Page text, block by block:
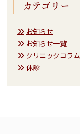
カテゴリー
お知らせ
お知らせ一覧
クリニックコラム
休診